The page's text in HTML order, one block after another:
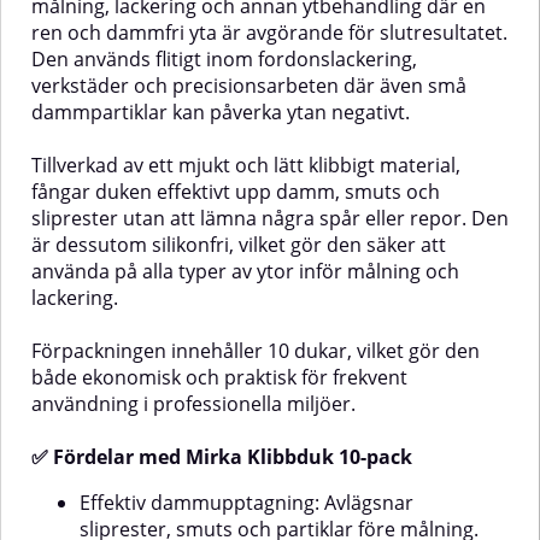
med vattenbaserade
beläggningar. Tack vare att de är
helt fria från vax och silikon
lämnas inga rester kvar som kan
påverka slutfinishen.Ett 5-pack
gör att du alltid har en ren
behöver förbereda ytan för
målning eller lackering.✅ Fördelar
med klibbduk från CAR F.I.TTar
effektivt bort damm, fibrer och
partiklarFungerar på alla typer av
ytorPassar även för
vattenbaserade
beläggningarTillverkad av bomull
silikonfri – lämnar inga
resterSpecifikationerAntal: 5-
packMaterial: BomullFri från vax
Rengöringsduk till ett självklart
val som polerduk för både
professionella användare och
hobbyfixare.Duken är enkel att
använda, lätt att skölja ur och
kan återanvändas flera gånger –
kostnadseffektivt alternativ för
rengöring och polering.✅
Fördelar med Mirka
RengöringsdukSmidig och
mycket absorberande
mikrofiberdukSkonsam mot
rengöring, polering och
applicering av
skyddsmedelHållbar och
av trä, plast, metall och lackade
ytorAvlägsning av damm och
poleringFörberedelse av ytor
inför behandlingApplicering av
målning, lackering och annan ytbehandling där en
ren och dammfri yta är avgörande för slutresultatet.
Den används flitigt inom fordonslackering,
verkstäder och precisionsarbeten där även små
dammpartiklar kan påverka ytan negativt.
Tillverkad av ett mjukt och lätt klibbigt material,
fångar duken effektivt upp damm, smuts och
sliprester utan att lämna några spår eller repor. Den
är dessutom silikonfri, vilket gör den säker att
använda på alla typer av ytor inför målning och
lackering.
Förpackningen innehåller 10 dukar, vilket gör den
både ekonomisk och praktisk för frekvent
användning i professionella miljöer.
✅ Fördelar med Mirka Klibbduk 10-pack
Effektiv dammupptagning: Avlägsnar
sliprester, smuts och partiklar före målning.